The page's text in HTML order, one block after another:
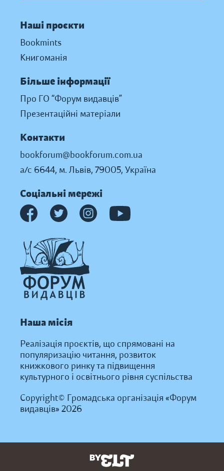
Наші проєкти
Bookmints
Книгоманія
Більше інформації
Про ГО “Форум видавців”
Презентаційні матеріали
Контакти
bookforum@bookforum.com.ua
а/с 6644, м. Львів, 79005, Україна
Соціальні мережі
Наша місія
Реалізація проєктів, що спрямовані на
популяризацію читання, розвиток
книжкового ринку та підвищення
культурного і освітнього рівня суспільства
Copyright© Громадська організація «Форум
видавців» 2026